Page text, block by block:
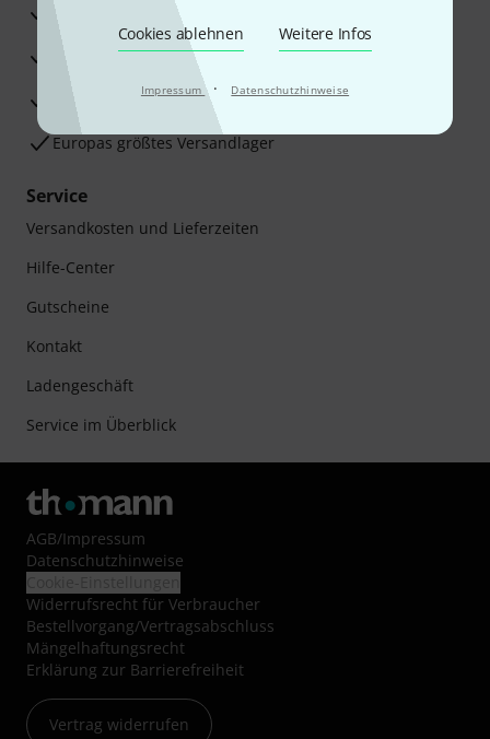
Cookies ablehnen Weitere Infos
Impressum · Datenschutzhinweise
Reparaturservice
Beratung durch Fachexperten
Zufriedenheitsgarantie
Europas größtes Versandlager
Service
Versandkosten und Lieferzeiten
Hilfe-Center
Gutscheine
Kontakt
Ladengeschäft
Service im Überblick
AGB/Impressum
Datenschutzhinweise
Widerrufsrecht für Verbraucher
Bestellvorgang/Vertragsabschluss
Mängelhaftungsrecht
Erklärung zur Barrierefreiheit
Vertrag widerrufen